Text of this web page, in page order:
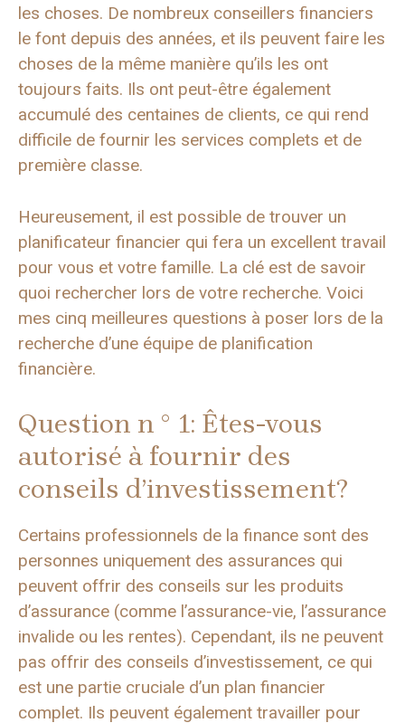
les choses. De nombreux conseillers financiers
le font depuis des années, et ils peuvent faire les
choses de la même manière qu’ils les ont
toujours faits. Ils ont peut-être également
accumulé des centaines de clients, ce qui rend
difficile de fournir les services complets et de
première classe.
Heureusement, il est possible de trouver un
planificateur financier qui fera un excellent travail
pour vous et votre famille. La clé est de savoir
quoi rechercher lors de votre recherche. Voici
mes cinq meilleures questions à poser lors de la
recherche d’une équipe de planification
financière.
Question n ° 1: Êtes-vous
autorisé à fournir des
conseils d’investissement?
Certains professionnels de la finance sont des
personnes uniquement des assurances qui
peuvent offrir des conseils sur les produits
d’assurance (comme l’assurance-vie, l’assurance
invalide ou les rentes). Cependant, ils ne peuvent
pas offrir des conseils d’investissement, ce qui
est une partie cruciale d’un plan financier
complet. Ils peuvent également travailler pour